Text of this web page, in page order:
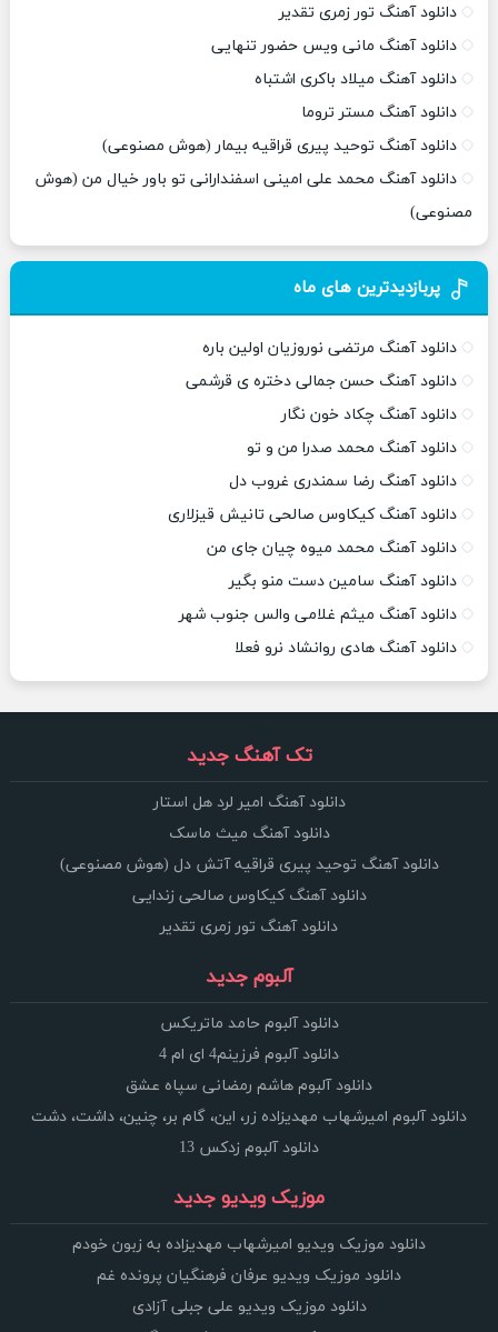
دانلود آهنگ تور زمری تقدیر
دانلود آهنگ مانی ویس حضور تنهایی
دانلود آهنگ میلاد باکری اشتباه
دانلود آهنگ مستر تروما
دانلود آهنگ توحید پیری قراقیه بیمار (هوش مصنوعی)
دانلود آهنگ محمد علی امینی اسفندارانی تو باور خیال من (هوش
مصنوعی)
پربازدیدترین های ماه
دانلود آهنگ مرتضی نوروزیان اولین باره
دانلود آهنگ حسن جمالی دختره ی قرشمی
دانلود آهنگ چکاد خون نگار
دانلود آهنگ محمد صدرا من و تو
دانلود آهنگ رضا سمندری غروب دل
دانلود آهنگ کیکاوس صالحی تانیش قیزلاری
دانلود آهنگ محمد میوه چیان جای من
دانلود آهنگ سامین دست منو بگیر
دانلود آهنگ میثم غلامی والس جنوب شهر
دانلود آهنگ هادی روانشاد نرو فعلا
تک آهنگ جدید
دانلود آهنگ امیر لرد هل استار
دانلود آهنگ میث ماسک
دانلود آهنگ توحید پیری قراقیه آتش دل (هوش مصنوعی)
دانلود آهنگ کیکاوس صالحی زندایی
دانلود آهنگ تور زمری تقدیر
آلبوم جدید
دانلود آلبوم حامد ماتریکس
دانلود آلبوم فرزینم4 ای ام 4
دانلود آلبوم هاشم رمضانی سپاه عشق
دانلود آلبوم امیرشهاب مهدیزاده زر، این، گام بر، چنین، داشت، دشت
دانلود آلبوم زدکس 13
موزیک ویدیو جدید
دانلود موزیک ویدیو امیرشهاب مهدیزاده به زبون خودم
دانلود موزیک ویدیو عرفان فرهنگیان پرونده غم
دانلود موزیک ویدیو علی جبلی آزادی